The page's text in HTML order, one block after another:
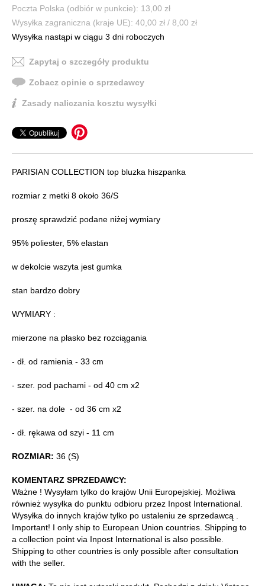
Poczta Polska (odbiór w punkcie): 13,00 zł
Wysyłka zagraniczna (kraje UE): 40,00 zł / 8,00 zł
Wysyłka nastąpi w ciągu 3 dni roboczych
Zapytaj o szczegóły produktu
Zobacz opinie o sprzedawcy
Zasady naliczania kosztu wysyłki
PARISIAN COLLECTION top bluzka hiszpanka
rozmiar z metki 8 około 36/S
proszę sprawdzić podane niżej wymiary
95% poliester, 5% elastan
w dekolcie wszyta jest gumka
stan bardzo dobry
WYMIARY :
mierzone na płasko bez rozciągania
- dł. od ramienia - 33 cm
- szer. pod pachami - od 40 cm x2
- szer. na dole - od 36 cm x2
- dł. rękawa od szyi - 11 cm
ROZMIAR: 36 (S)
KOMENTARZ SPRZEDAWCY:
Ważne ! Wysyłam tylko do krajów Unii Europejskiej. Możliwa
również wysyłka do punktu odbioru przez Inpost International.
Wysyłka do innych krajów tylko po ustaleniu ze sprzedawcą .
Important! I only ship to European Union countries. Shipping to
a collection point via Inpost International is also possible.
Shipping to other countries is only possible after consultation
with the seller.